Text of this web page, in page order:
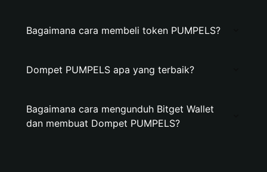
Bagaimana cara membeli token PUMPELS?
Dompet PUMPELS apa yang terbaik?
Bagaimana cara mengunduh Bitget Wallet
dan membuat Dompet PUMPELS?